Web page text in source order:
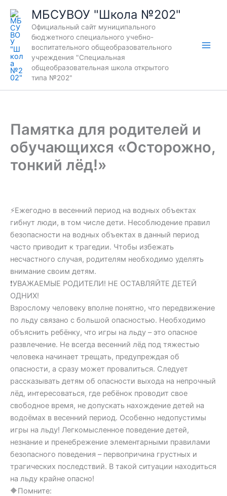
содержимому
МБСУВОУ "Школа №202"
Официальный сайт муниципального
бюджетного специального учебно-
воспитательного общеобразовательного
учреждения "Специальная
общеобразовательная школа открытого
типа №202"
Памятка для родителей и
обучающихся «Осторожно,
тонкий лёд!»
⚡Ежегодно в весенний период на водных объектах
гибнут люди, в том числе дети. Несоблюдение правил
безопасности на водных объектах в данный период
часто приводит к трагедии. Чтобы избежать
несчастного случая, родителям необходимо уделять
внимание своим детям.
❗УВАЖАЕМЫЕ РОДИТЕЛИ! НЕ ОСТАВЛЯЙТЕ ДЕТЕЙ
ОДНИХ!
Взрослому человеку вполне понятно, что передвижение
по льду связано с большой опасностью. Необходимо
объяснить ребёнку, что игры на льду – это опасное
развлечение. Не всегда весенний лёд под тяжестью
человека начинает трещать, предупреждая об
опасности, а сразу может провалиться. Следует
рассказывать детям об опасности выхода на непрочный
лёд, интересоваться, где ребёнок проводит свое
свободное время, не допускать нахождение детей на
водоёмах в весенний период. Особенно недопустимы
игры на льду! Легкомысленное поведение детей,
незнание и пренебрежение элементарными правилами
безопасного поведения – первопричина грустных и
трагических последствий. В такой ситуации находиться
на льду крайне опасно!
🔶Помните: